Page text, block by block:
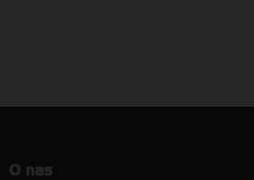
O nas